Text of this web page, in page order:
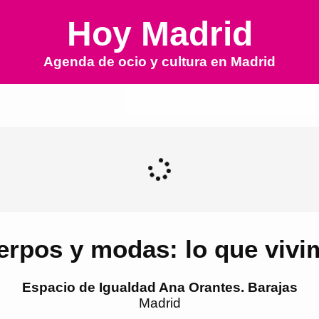
Hoy Madrid
Agenda de ocio y cultura en Madrid
y modas: lo que
Espacio de Igualdad Ana Orantes. Barajas
Madrid